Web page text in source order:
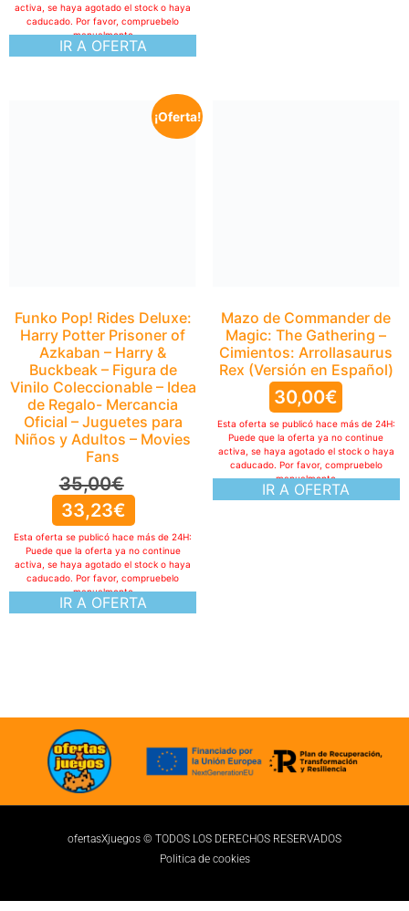
IR A OFERTA
activa, se haya agotado el stock o haya
caducado. Por favor, compruebelo
manualmente
¡Oferta!
Funko Pop! Rides Deluxe:
Harry Potter Prisoner of
Azkaban – Harry &
Buckbeak – Figura de
Vinilo Coleccionable – Idea
de Regalo- Mercancia
Oficial – Juguetes para
Niños y Adultos – Movies
Fans
35,00€
33,23€
IR A OFERTA
Esta oferta se publicó hace más de 24H:
Puede que la oferta ya no continue
activa, se haya agotado el stock o haya
caducado. Por favor, compruebelo
manualmente
ofertasXjuegos © TODOS LOS DERECHOS RESERVADOS
Politica de cookies